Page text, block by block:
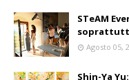
STeAM
Agosto 05,
Shin-Ya